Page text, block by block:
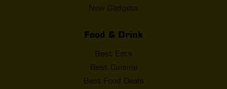
New Gadgets
Food & Drink
Best Eats
Best Cuisine
Best Food Deals